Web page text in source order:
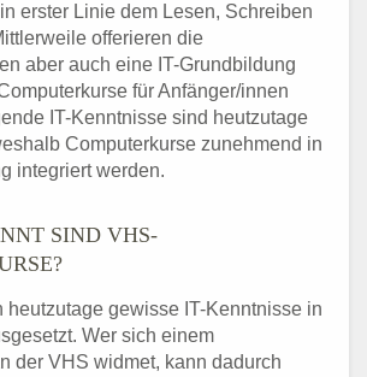
erster Linie dem Lesen, Schreiben
offerieren die
aber auch eine IT-Grundbildung
für Anfänger/innen
IT-Kenntnisse sind heutzutage
Computerkurse zunehmend in
integriert werden.
SIND VHS-
heutzutage gewisse IT-Kenntnisse in
Wer sich einem
der VHS widmet, kann dadurch